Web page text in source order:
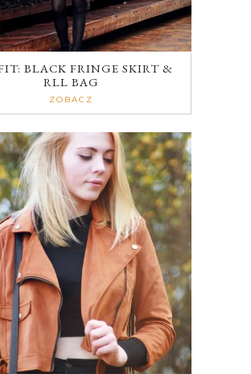
BLACK FRINGE SKIRT &
RLL BAG
ZOBACZ